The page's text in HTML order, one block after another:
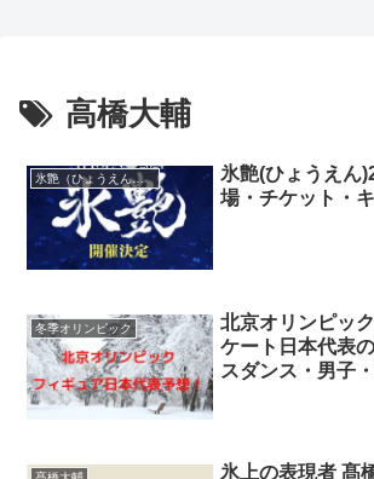
高橋大輔
氷艶（ひょうえん）hyoen
氷艶(ひょうえん
場・チケット・
冬季オリンピック
北京オリンピッ
ケート日本代表
スダンス・男子
氷上の表現者 髙